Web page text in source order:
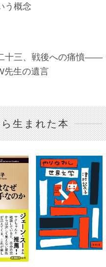
う概念
十三、戦後への痛憤――
先生の遺言
生まれた本